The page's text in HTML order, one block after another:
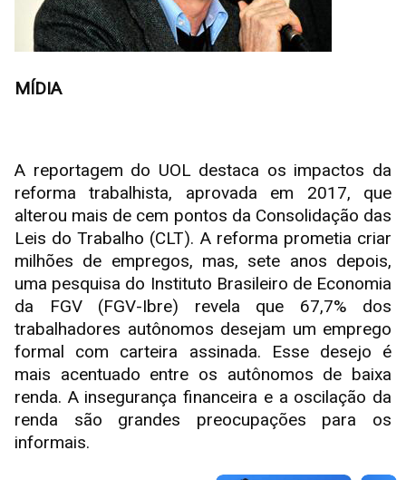
MÍDIA
A reportagem do UOL destaca os impactos da
reforma trabalhista, aprovada em 2017, que
alterou mais de cem pontos da Consolidação das
Leis do Trabalho (CLT). A reforma prometia criar
milhões de empregos, mas, sete anos depois,
uma pesquisa do Instituto Brasileiro de Economia
da FGV (FGV-Ibre) revela que 67,7% dos
trabalhadores autônomos desejam um emprego
formal com carteira assinada. Esse desejo é
mais acentuado entre os autônomos de baixa
renda. A insegurança financeira e a oscilação da
renda são grandes preocupações para os
informais.